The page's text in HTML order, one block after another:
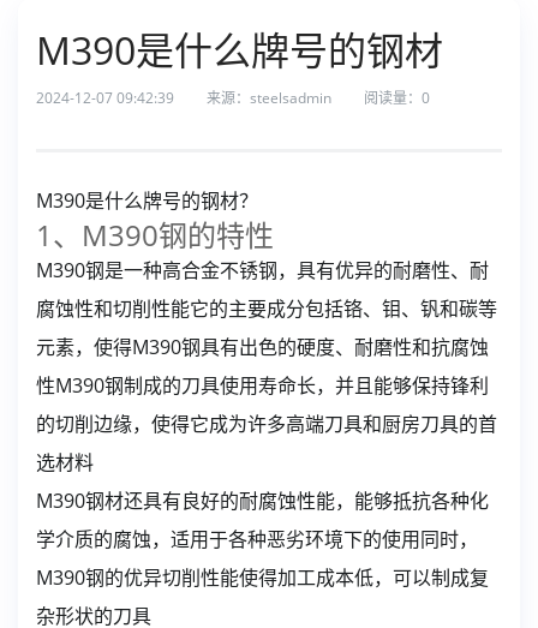
M390是什么牌号的钢材
2024-12-07 09:42:39 来源：steelsadmin 阅读量： 0
M390是什么牌号的钢材？
1、M390钢的特性
M390钢是一种高合金不锈钢，具有优异的耐磨性、耐
腐蚀性和切削性能它的主要成分包括铬、钼、钒和碳等
元素，使得M390钢具有出色的硬度、耐磨性和抗腐蚀
性M390钢制成的刀具使用寿命长，并且能够保持锋利
的切削边缘，使得它成为许多高端刀具和厨房刀具的首
选材料
M390钢材还具有良好的耐腐蚀性能，能够抵抗各种化
学介质的腐蚀，适用于各种恶劣环境下的使用同时，
M390钢的优异切削性能使得加工成本低，可以制成复
杂形状的刀具